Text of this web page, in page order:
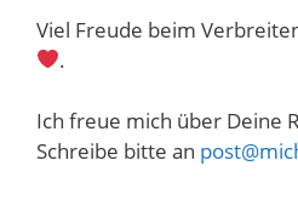
Viel Freude beim
.
Ich freue mich über Deine
Schreibe bitte an